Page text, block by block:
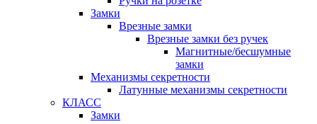
Замки
Врезные замки
Врезные замки без ручек
Магнитные/бесшумные
замки
Механизмы секретности
Латунные механизмы секретности
КЛАСС
Замки